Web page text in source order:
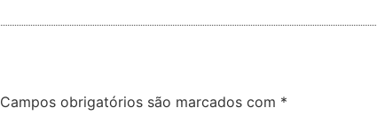
Campos obrigatórios são marcados com *